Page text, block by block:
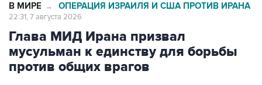
В МИРЕ → ОПЕРАЦИЯ ИЗРАИЛЯ И США ПРОТИВ ИРАНА
22:31, 7 августа 2026
Глава МИД Ирана призвал
мусульман к единству для борьбы
против общих врагов